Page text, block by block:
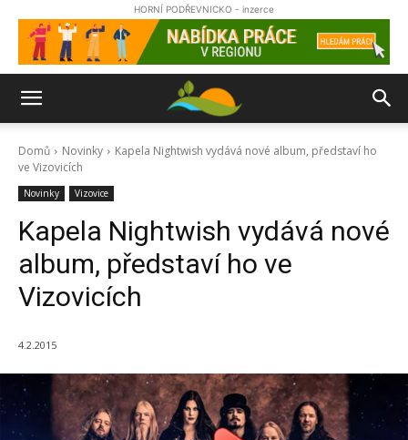
HORNÍ PODŘEVNICKO - inzerce
Domů Novinky
Kapela Nightwish vydává nové album, představí ho
ve Vizovicích
Novinky Vizovice
Kapela Nightwish vydává nové
album, představí ho ve
Vizovicích
4.2.2015